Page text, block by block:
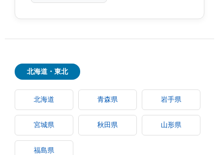
北海道・東北
北海道 青森県 岩手県
宮城県 秋田県 山形県
福島県